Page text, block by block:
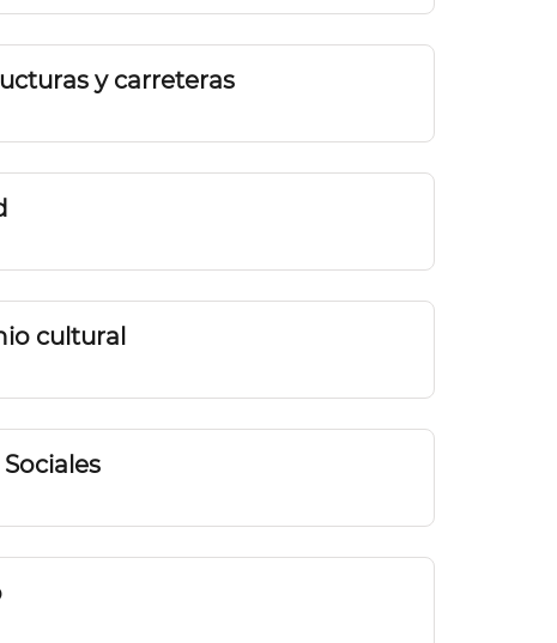
y carreteras
cultural